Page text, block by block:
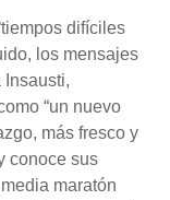
difíciles
los mensajes
“un nuevo
más fresco y
conoce sus
maratón